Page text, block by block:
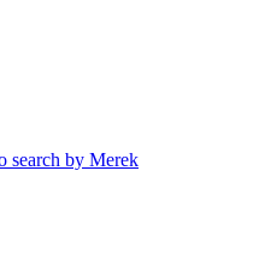
search by Merek